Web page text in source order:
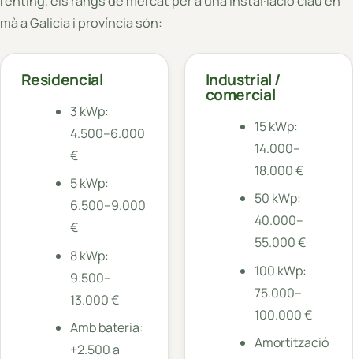
mà a Galicia i província són:
Residencial
3 kWp:
4.500–6.000
€
5 kWp:
6.500–9.000
€
8 kWp:
9.500–
13.000 €
Amb bateria:
+2.500 a
Industrial /
comercial
15 kWp:
14.000–
18.000 €
50 kWp:
40.000–
55.000 €
100 kWp:
75.000–
100.000 €
Amortització